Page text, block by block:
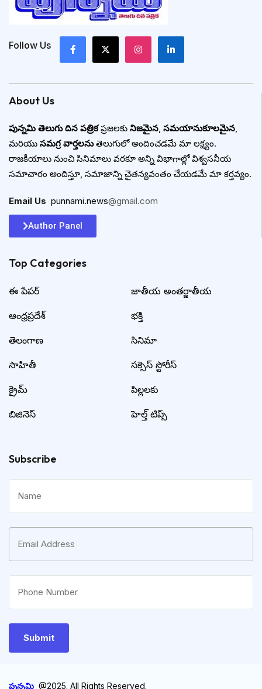
Follow Us
About Us
పున్నమి తెలుగు దిన పత్రికప్రజలకు నిజమైన సమయానుకూలమైన
మరియు సమగ్ర వార్తలనుతెలుగులో అందించడమే మా లక్ష్యం.
రాజకీయాలు నుంచి సినిమాలు వరకూ అన్ని విభాగాల్లో విశ్వసనీయ
సమాచారం అందిస్తూ, సమాజాన్ని చైతన్యవంతం చేయడమే మా కర్తవ్యం.
Email Us punnami.news@gmail.com
Author Panel
Top Categories​
ఈ పేపర్
ఆంధ్రప్రదేశ్
తెలంగాణ
సాహితీ
క్రైమ్
బిజినెస్
జాతీయ అంతర్జాతీయ
భక్తి
సినిమా
సక్సెస్ స్టోరీస్
పిల్లలకు
హెల్త్ టిప్స్
Subscribe
పున్నమి @2025. All Rights Reserved.